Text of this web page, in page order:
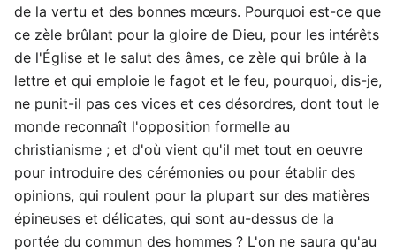
de la vertu et des bonnes mœurs. Pourquoi est-ce que
ce zèle brûlant pour la gloire de Dieu, pour les intérêts
de l'Église et le salut des âmes, ce zèle qui brûle à la
lettre et qui emploie le fagot et le feu, pourquoi, dis-je,
ne punit-il pas ces vices et ces désordres, dont tout le
monde reconnaît l'opposition formelle au
christianisme ; et d'où vient qu'il met tout en oeuvre
pour introduire des cérémonies ou pour établir des
opinions, qui roulent pour la plupart sur des matières
épineuses et délicates, qui sont au-dessus de la
portée du commun des hommes ? L'on ne saura qu'au